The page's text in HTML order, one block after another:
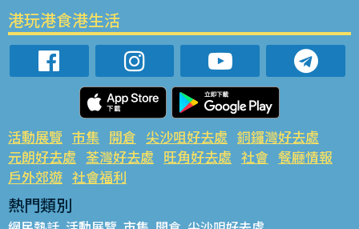
港玩港食港生活
活動展覽 市集 開倉 尖沙咀好去處 銅鑼灣好去處
元朗好去處 荃灣好去處 旺角好去處 社會 餐廳情報
戶外郊遊 社會福利
熱門類別